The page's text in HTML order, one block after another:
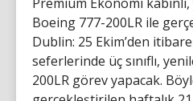
Boeing 777-200LR ile
Dublin: 25 Ekim’den
seferlerinde üç sınıflı,
200LR görev yapacak.